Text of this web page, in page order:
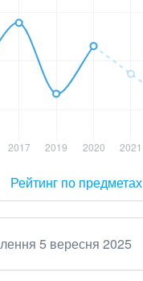
Рейтинг по предметах
5 вересня 2025